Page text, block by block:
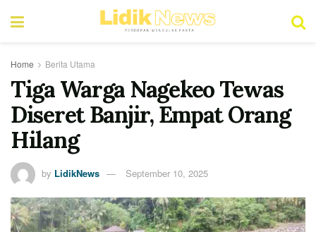
Home Berita Utama
Tiga Warga Nagekeo Tewas
Diseret Banjir, Empat Orang
Hilang
by LidikNews September 10, 2025